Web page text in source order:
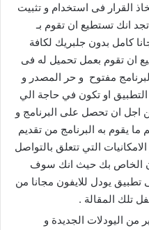
القرار فى استخدام و تثبيت
انك تستطيع ان تقوم بـ
كامل بدون جلبريك لكافة
ان تقوم بعمل تحميل له فى
مفتوح و حر المصدر و
او تكون في حاجة الي
اجل ان تحصل على البرنامج و
يقوم به البرنامج من تقديم
التي تتعلق بالتواصل
الخاص بك حيث انك سوف
يودل للايفون مجانا من
تلك المقالة .
من اليودلات الجديدة و